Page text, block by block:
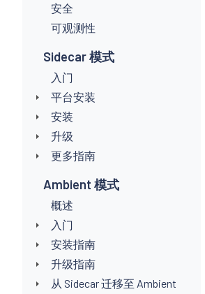
安全
可观测性
Sidecar 模式
入门
平台安装
安装
升级
更多指南
Ambient 模式
概述
入门
安装指南
升级指南
从 Sidecar 迁移至 Ambient